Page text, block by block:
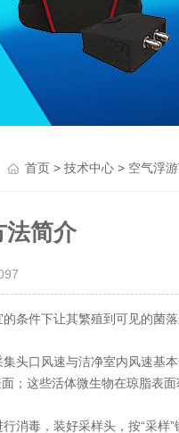
首页> 技术中心> 空气浮游
法简介
条件下让其繁殖到可见的菌
头口风速与洁净室内风速基
；这些活体微生物在琼脂表面
毒，装好采样头，按“采样”